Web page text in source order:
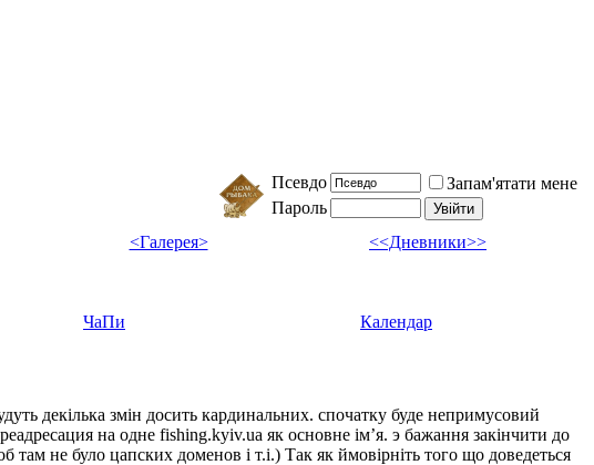
Псевдо
Запам'ятати мене
Пароль
<Галерея> <<Дневники>>
ЧаПи Календар
декілька змін досить кардинальних. спочатку буде непримусовий
на одне fishing.kyiv.ua як основне імʼя. э бажання закінчити до
не було цапских доменов і т.і.) Так як ймовірніть того що доведеться